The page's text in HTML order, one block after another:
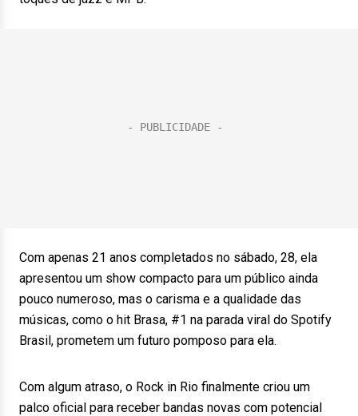
Com apenas 21 anos completados no sábado, 28, ela
apresentou um show compacto para um público ainda
pouco numeroso, mas o carisma e a qualidade das
músicas, como o hit Brasa, #1 na parada viral do Spotify
Brasil, prometem um futuro pomposo para ela.
Com algum atraso, o Rock in Rio finalmente criou um
palco oficial para receber bandas novas com potencial